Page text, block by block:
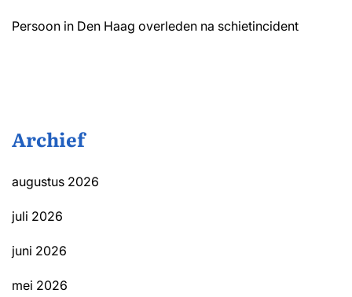
Persoon in Den Haag overleden na schietincident
Archief
augustus 2026
juli 2026
juni 2026
mei 2026